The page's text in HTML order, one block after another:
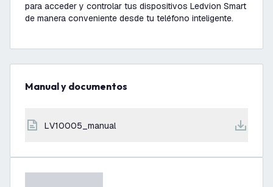
para acceder y controlar tus dispositivos Ledvion Smart
de manera conveniente desde tu teléfono inteligente.
Manual y documentos
LV10005_manual